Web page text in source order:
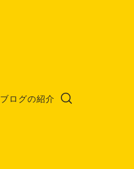
ブログの紹介